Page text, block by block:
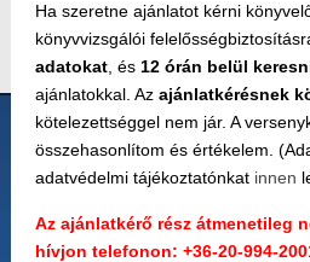
Ha szeretne ajánlatot kérni
könyvvizsgálói
adatokat , és 12 órán belül
ajánlatokkal. Az ajánlatkérésnek
kötelezettséggel nem jár. A
összehasonlítom és értékelem.
adatvédelmi tájékoztatónkat innen
Az ajánlatkérő rész átmenetileg
hívjon telefonon: +36-20-994-